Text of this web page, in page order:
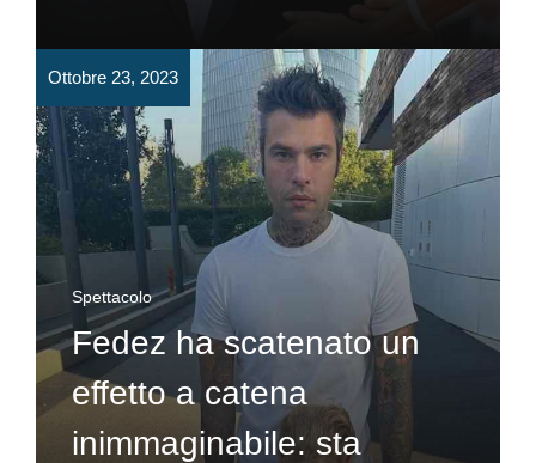
Ottobre 23, 2023
Spettacolo
Fedez ha scatenato un
effetto a catena
inimmaginabile: sta